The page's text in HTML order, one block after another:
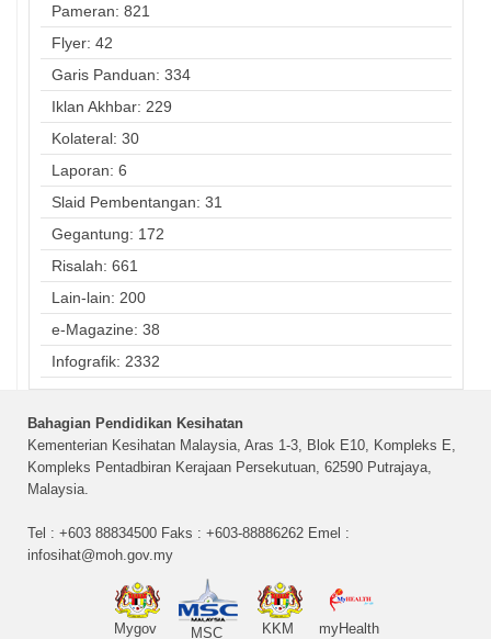
Pameran: 821
Flyer: 42
Garis Panduan: 334
Iklan Akhbar: 229
Kolateral: 30
Laporan: 6
Slaid Pembentangan: 31
Gegantung: 172
Risalah: 661
Lain-lain: 200
e-Magazine: 38
Infografik: 2332
Bahagian Pendidikan Kesihatan
Kementerian Kesihatan Malaysia, Aras 1-3, Blok E10, Kompleks E,
Kompleks Pentadbiran Kerajaan Persekutuan, 62590 Putrajaya,
Malaysia.
Tel : +603 88834500 Faks : +603-88886262 Emel :
infosihat@moh.gov.my
Mygov MSC KKM myHealth